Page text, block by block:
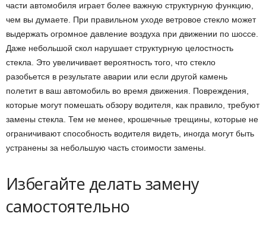
части автомобиля играет более важную структурную функцию,
чем вы думаете. При правильном уходе ветровое стекло может
выдержать огромное давление воздуха при движении по шоссе.
Даже небольшой скол нарушает структурную целостность
стекла. Это увеличивает вероятность того, что стекло
разобьется в результате аварии или если другой камень
полетит в ваш автомобиль во время движения. Повреждения,
которые могут помешать обзору водителя, как правило, требуют
замены стекла. Тем не менее, крошечные трещины, которые не
ограничивают способность водителя видеть, иногда могут быть
устранены за небольшую часть стоимости замены.
Избегайте делать замену
самостоятельно